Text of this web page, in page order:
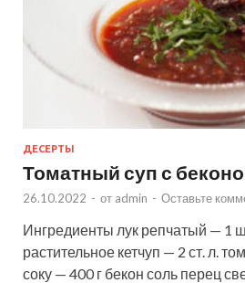
ДЕСЕРТЫ
Томатный суп с
26.10.2022 - от admin - Оставьте
Ингредиенты лук репчатый — 1
растительное кетчуп — 2 ст. л.
соку — 400 г бекон соль перец